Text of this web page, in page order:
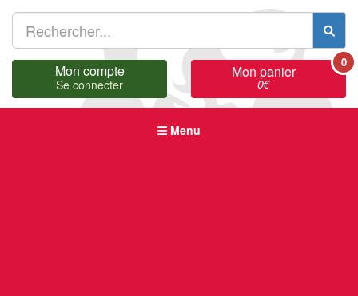
Mon compte
Se connecter
Mon panier
0€
0
Menu